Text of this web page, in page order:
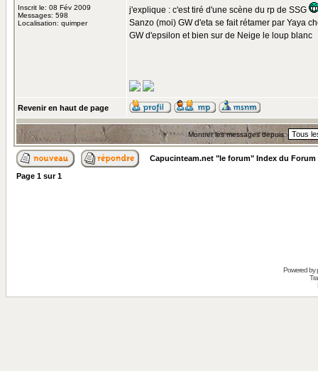
Inscrit le: 08 Fév 2009
Messages: 598
Localisation: quimper
j'explique : c'est tiré d'une scène du rp de SSG
Sanzo (moi) GW d'eta se fait rétamer par Yaya
GW d'epsilon et bien sur de Neige le loup blanc
Revenir en haut de page
Montrer les messages depuis:
Capucinteam.net "le forum" Index du Forum
Page 1 sur1
Powered by